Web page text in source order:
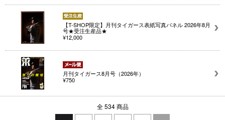
【T-SHOP限定】月刊タイガース表紙写真パネル 2026年8月
号★受注生産品★
¥12,000
月刊タイガース8月号（2026年）
¥750
全 534 商品